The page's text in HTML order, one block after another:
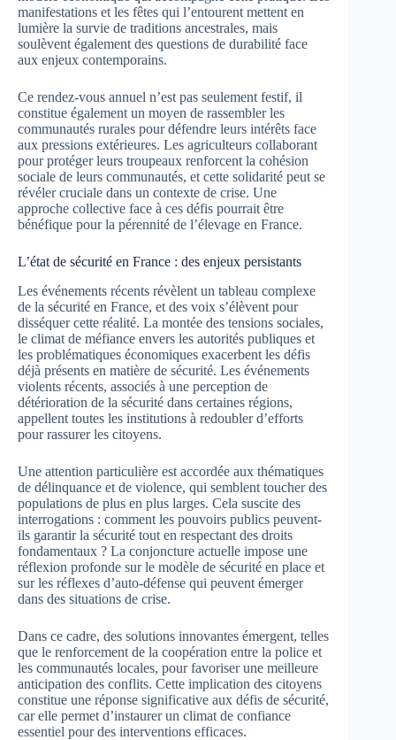
manifestations et les fêtes qui l’entourent mettent en
lumière la survie de traditions ancestrales, mais
soulèvent également des questions de durabilité face
aux enjeux contemporains.
Ce rendez-vous annuel n’est pas seulement festif, il
constitue également un moyen de rassembler les
communautés rurales pour défendre leurs intérêts face
aux pressions extérieures. Les agriculteurs collaborant
pour protéger leurs troupeaux renforcent la cohésion
sociale de leurs communautés, et cette solidarité peut se
révéler cruciale dans un contexte de crise. Une
approche collective face à ces défis pourrait être
bénéfique pour la pérennité de l’élevage en France.
L’état de sécurité en France : des enjeux persistants
Les événements récents révèlent un tableau complexe
de la sécurité en France, et des voix s’élèvent pour
disséquer cette réalité. La montée des tensions sociales,
le climat de méfiance envers les autorités publiques et
les problématiques économiques exacerbent les défis
déjà présents en matière de sécurité. Les événements
violents récents, associés à une perception de
détérioration de la sécurité dans certaines régions,
appellent toutes les institutions à redoubler d’efforts
pour rassurer les citoyens.
Une attention particulière est accordée aux thématiques
de délinquance et de violence, qui semblent toucher des
populations de plus en plus larges. Cela suscite des
interrogations : comment les pouvoirs publics peuvent-
ils garantir la sécurité tout en respectant des droits
fondamentaux ? La conjoncture actuelle impose une
réflexion profonde sur le modèle de sécurité en place et
sur les réflexes d’auto-défense qui peuvent émerger
dans des situations de crise.
Dans ce cadre, des solutions innovantes émergent, telles
que le renforcement de la coopération entre la police et
les communautés locales, pour favoriser une meilleure
anticipation des conflits. Cette implication des citoyens
constitue une réponse significative aux défis de sécurité,
car elle permet d’instaurer un climat de confiance
essentiel pour des interventions efficaces.